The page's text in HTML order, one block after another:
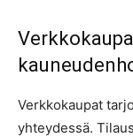
Verkkokaupat
yhteydessä.